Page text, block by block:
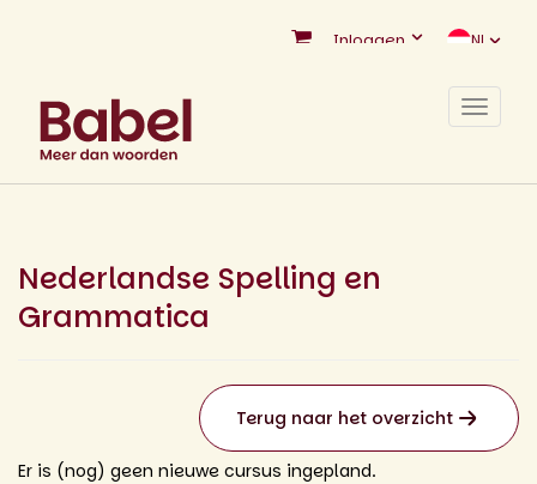
Inloggen NL
Toggle
Nederlandse Spelling en
Grammatica
Terug naar het overzicht
Er is (nog) geen nieuwe cursus ingepland.